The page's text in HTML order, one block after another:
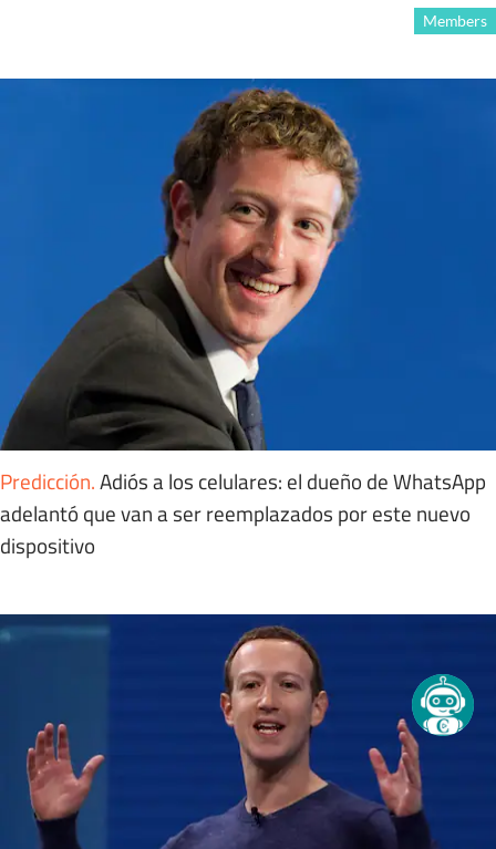
Members
Predicción.Adiós a los celulares: el dueño de WhatsApp
adelantó que van a ser reemplazados por este nuevo
dispositivo